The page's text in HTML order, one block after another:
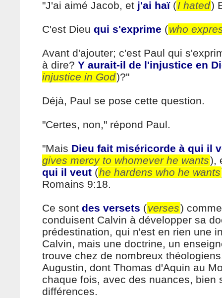
"J'ai aimé Jacob, et j'ai haï(I hated)
C'est Dieu qui s'exprime (who
Avant d'ajouter; c'est Paul qui
à dire? Y aurait-il de l'injustice en
injustice in God)?"
Déjà, Paul se pose cette question.
"Certes, non," répond Paul.
"Mais Dieu fait miséricorde à qui il
gives mercy to whomever he wants),
qui il veut (he hardens who he wants
Romains 9:18.
Ce sont des versets (verses)
conduisent Calvin à développer sa
prédestination, qui n'est en rien une
Calvin, mais une doctrine, un
trouve chez de nombreux
Augustin, dont Thomas d'Aquin au
chaque fois, avec des nuances, bien
différences.